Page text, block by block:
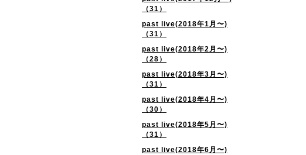
（31）
past live(2018年1月〜)
（31）
past live(2018年2月〜)
（28）
past live(2018年3月〜)
（31）
past live(2018年4月〜)
（30）
past live(2018年5月〜)
（31）
past live(2018年6月〜)